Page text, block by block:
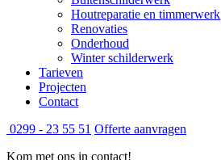
Houtreparatie en timmerwerk
Renovaties
Onderhoud
Winter schilderwerk
Tarieven
Projecten
Contact
0299 - 23 55 51 Offerte aanvragen
Kom met ons in contact!